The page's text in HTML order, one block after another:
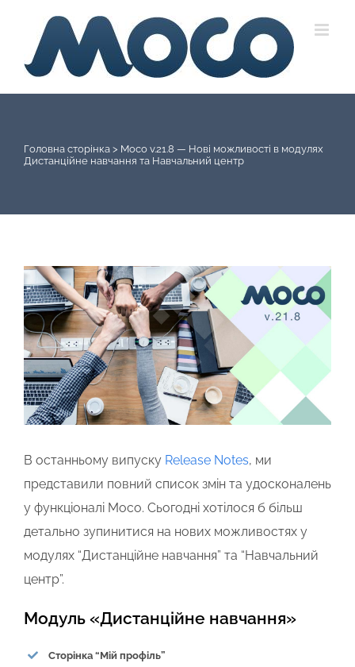
content
Головна сторінка > Moco v.21.8 — Нові можливості в модулях
Дистанційне навчання та Навчальний центр
View
Larger
Image
В останньому випуску Release Notes, ми
представили повний список змін та удосконалень
у функціоналі Moco. Сьогодні хотілося б більш
детально зупинитися на нових можливостях у
модулях “Дистанційне навчання” та “Навчальний
центр”.
Модуль «Дистанційне навчання»
Сторінка “Мій профіль”